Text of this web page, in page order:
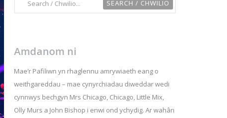
Amdanom ni
Mae’r Pafiliwn yn rhaglennu amrywiaeth eang o
weithgareddau – mae cynyrchiadau diweddar wedi
cynnwys bechgyn Mrs Chicago, Chicago, Little Mix,
Olly Murs a John Bishop i enwi ond ychydig. Ar wahân